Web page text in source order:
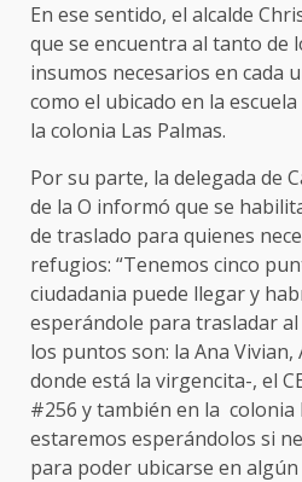
En ese sentido, el alcalde
que se encuentra al tanto de
insumos necesarios en cada
como el ubicado en la
la colonia Las Palmas.
Por su parte, la delegada de
de la O informó que se
de traslado para quienes
refugios: “Tenemos cinco
ciudadania puede llegar y
esperándole para trasladar
los puntos son: la Ana
donde está la virgencita-, el
#256 y también en la colonia
estaremos esperándolos si
para poder ubicarse en